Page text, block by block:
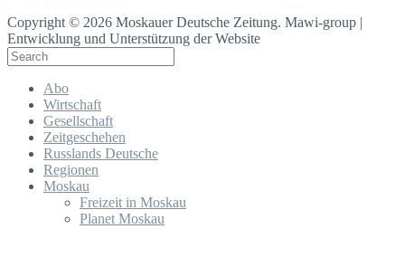
Copyright © 2026 Moskauer Deutsche Zeitung. Mawi-group |
Entwicklung und Unterstützung der Website
Abo
Wirtschaft
Gesellschaft
Zeitgeschehen
Russlands Deutsche
Regionen
Moskau
Freizeit in Moskau
Planet Moskau